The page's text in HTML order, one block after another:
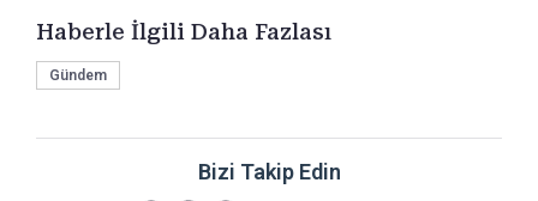
Haberle İlgili Daha Fazlası
Gündem
Bizi Takip Edin